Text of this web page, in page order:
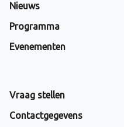
Nieuws
Programma
Evenementen
Vraag stellen
Contactgegevens